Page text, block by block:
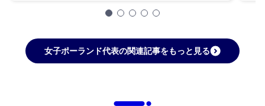
女子ポーランド代表の関連記事をもっと見る